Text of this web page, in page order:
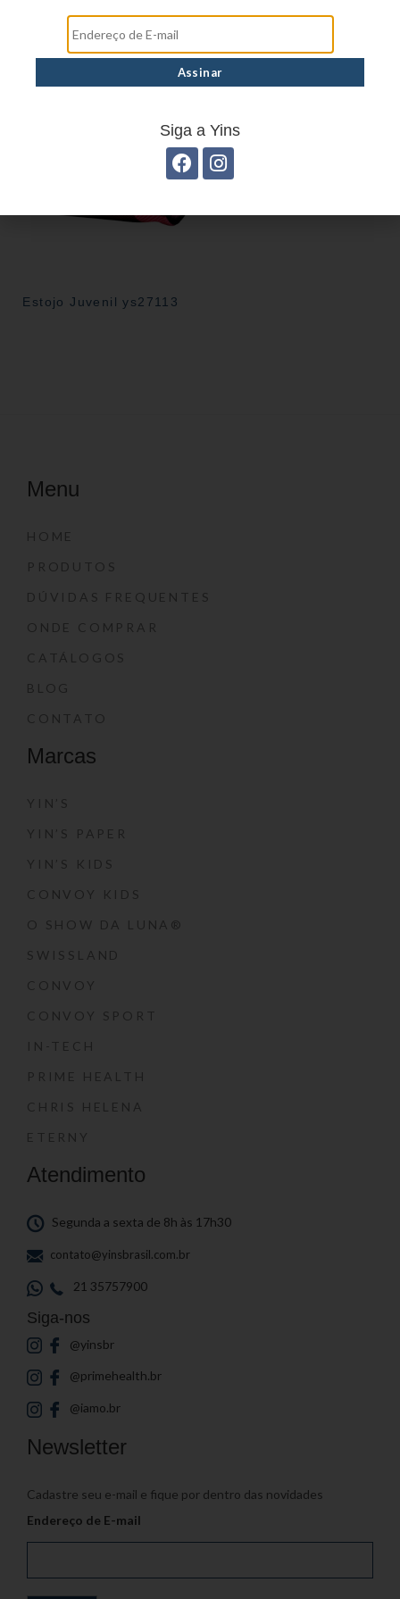
Mochila linha casual
YS29069
Estojo Juvenil ys27113
Menu
HOME
PRODUTOS
DÚVIDAS FREQUENTES
ONDE COMPRAR
CATÁLOGOS
BLOG
CONTATO
Marcas
YIN’S
YIN’S PAPER
YIN’S KIDS
CONVOY KIDS
O SHOW DA LUNA®
SWISSLAND
CONVOY
CONVOY SPORT
IN-TECH
PRIME HEALTH
CHRIS HELENA
ETERNY
Atendimento
Segunda a sexta de 8h às 17h30
contato@yinsbrasil.com.br
21 35757900
Siga-nos
@yinsbr
@primehealth.br
@iamo.br
Newsletter
Cadastre seu e-mail e fique por dentro das novidades
Endereço de E-mail
Siga a Yins